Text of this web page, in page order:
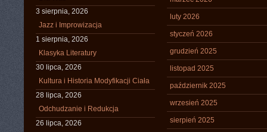
3 sierpnia, 2026
Jazz i Improwizacja
1 sierpnia, 2026
Klasyka Literatury
30 lipca, 2026
Kultura i Historia Modyfikacji Ciała
28 lipca, 2026
Odchudzanie i Redukcja
26 lipca, 2026
luty 2026
styczeń 2026
grudzień 2025
listopad 2025
październik 2025
wrzesień 2025
sierpień 2025